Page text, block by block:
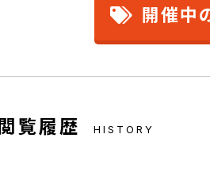
開催中
閲覧履歴 HISTORY